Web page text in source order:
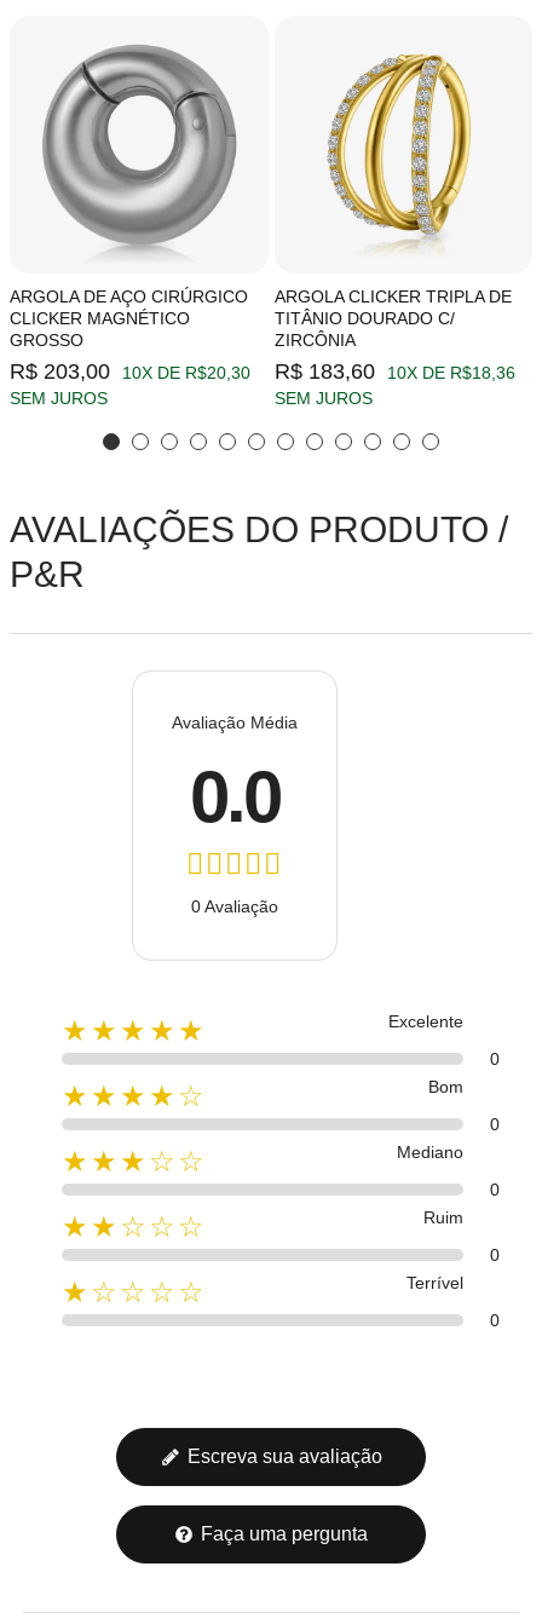
ARGOLA DE AÇO CIRÚRGICO
CLICKER MAGNÉTICO
GROSSO
R$ 203,00
10X DE R$20,30
SEM JUROS
ARGOLA CLICKER TRIPLA DE
TITÂNIO DOURADO C/
ZIRCÔNIA
R$ 183,60
10X DE R$18,36
SEM JUROS
AVALIAÇÕES DO PRODUTO /
P&R
Avaliação Média
0.0
0 Avaliação
★★★★★
Excelente
0
★★★★☆
Bom
0
★★★☆☆
Mediano
0
★★☆☆☆
Ruim
0
★☆☆☆☆
Terrível
0
Escreva sua avaliação
Faça uma pergunta